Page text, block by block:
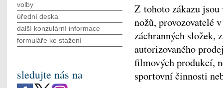
Z tohoto zákazu
nožů, provozovatelé
záchranných složek,
autorizovaného
filmových produkcí,
sportovní činnosti
volby
úřední deska
další konzulární informace
formuláře ke stažení
sledujte nás na